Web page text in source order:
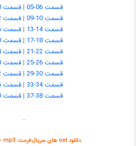
قسمت 06-05
|قسمت 08-07
قسمت 10-09
|قسمت 12-11
قسمت 14-13
|قسمت 16-15
قسمت 18-17
|قسمت 20-19
قسمت 22-21
|قسمت 24-23
قسمت 26-25
|قسمت 28-27
قسمت 30-29
|قسمت 32-31
قسمت 34-33
|قسمت 36-35
قسمت 38-37
|قسمت 40-39
…
دانلود ost های سریال-فرمت: mp3 – کیفیت: 320k